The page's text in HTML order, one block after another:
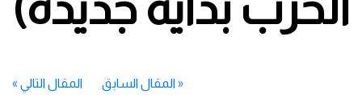
«المقال السابق المقال التالي »